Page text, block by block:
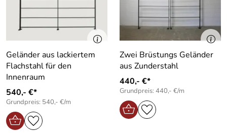
Geländer aus lackiertem
Flachstahl für den
Innenraum
540,- €*
Grundpreis: 540,- €/m
Zwei Brüstungs Geländer
aus Zunderstahl
440,- €*
Grundpreis: 440,- €/m